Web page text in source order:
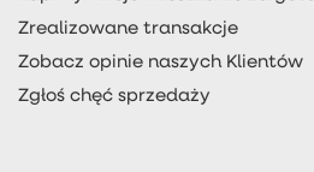
Zrealizowane transakcje
Zobacz opinie naszych Klientów
Zgłoś chęć sprzedaży